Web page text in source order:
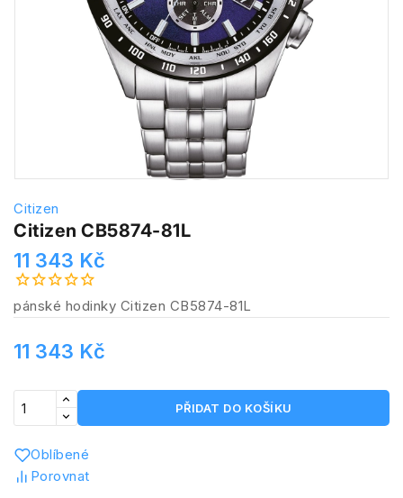
Citizen
Citizen CB5874-81L
11 343 Kč
pánské hodinky Citizen CB5874-81L
11 343 Kč
PŘIDAT DO KOŠÍKU
Oblíbené
Porovnat